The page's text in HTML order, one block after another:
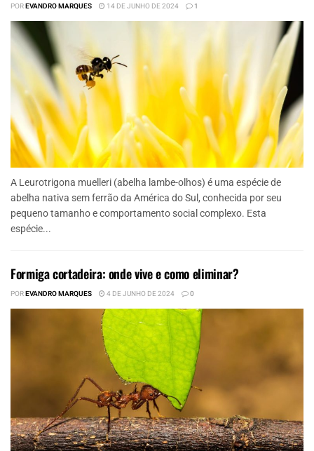
POREVANDRO MARQUES 14 DE JUNHO DE 2024 1
A Leurotrigona muelleri (abelha lambe-olhos) é uma espécie de
abelha nativa sem ferrão da América do Sul, conhecida por seu
pequeno tamanho e comportamento social complexo. Esta
espécie...
Formiga cortadeira: onde vive e como eliminar?
POREVANDRO MARQUES 4 DE JUNHO DE 2024 0